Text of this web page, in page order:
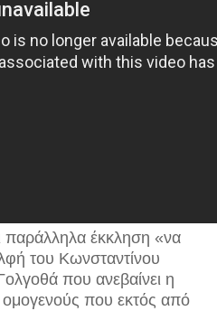
παράλληλα έκκληση «να
του Κωνσταντίνου
που ανεβαίνει η
ομογενούς που εκτός από